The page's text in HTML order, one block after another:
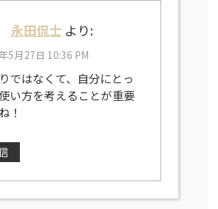
永田侃士 より:
5月27日 10:36 PM
ではなくて、自分にとっ
い方を考えることが重要
！